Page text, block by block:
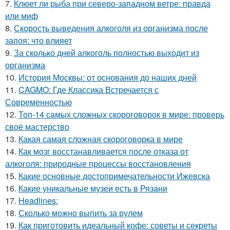
7. Клюет ли рыба при северо-западном ветре: правда
или миф
8. Скорость выведения алкоголя из организма после
запоя: что влияет
9. За сколько дней алкоголь полностью выходит из
организма
10. История Москвы: от основания до наших дней
11. CAGMO: Где Классика Встречается с
Современностью
12. Топ-14 самых сложных скороговорок в мире: проверь
своё мастерство
13. Какая самая сложная скороговорка в мире
14. Как мозг восстанавливается после отказа от
алкоголя: природные процессы восстановления
15. Какие основные достопримечательности Ижевска
16. Какие уникальные музеи есть в Рязани
17. Headlines:
18. Сколько можно выпить за рулем
19. Как приготовить идеальный кофе: советы и секреты